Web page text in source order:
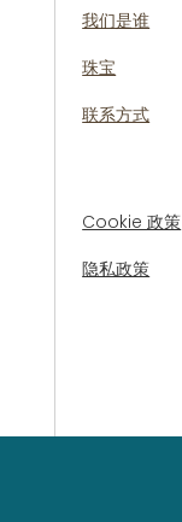
我们是谁
珠宝
联系方式
Cookie 政策
隐私政策